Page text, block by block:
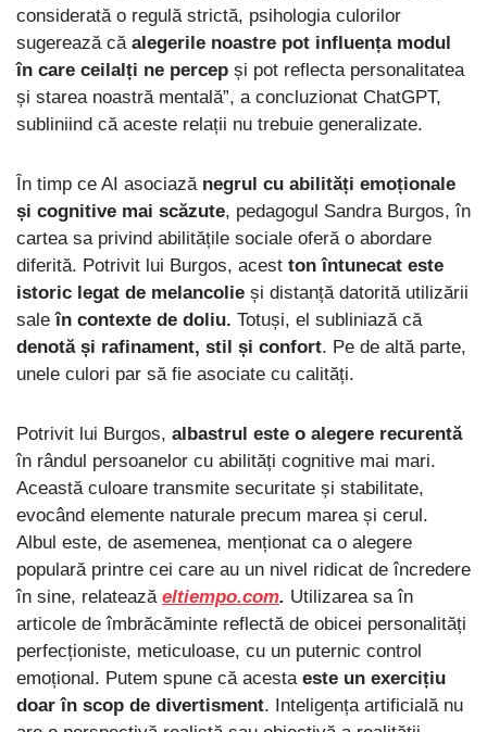
considerată o regulă strictă, psihologia culorilor
sugerează că alegerile noastre pot influența modul
în care ceilalți ne percep și pot reflecta personalitatea
și starea noastră mentală”, a concluzionat ChatGPT,
subliniind că aceste relații nu trebuie generalizate.
În timp ce AI asociază negrul cu abilități emoționale
și cognitive mai scăzute, pedagogul Sandra Burgos, în
cartea sa privind abilitățile sociale oferă o abordare
diferită. Potrivit lui Burgos, acest ton întunecat este
istoric legat de melancolie și distanță datorită utilizării
sale în contexte de doliu. Totuși, el subliniază că
denotă și rafinament, stil și confort. Pe de altă parte,
unele culori par să fie asociate cu calități.
Potrivit lui Burgos, albastrul este o alegere recurentă
în rândul persoanelor cu abilități cognitive mai mari.
Această culoare transmite securitate și stabilitate,
evocând elemente naturale precum marea și cerul.
Albul este, de asemenea, menționat ca o alegere
populară printre cei care au un nivel ridicat de încredere
în sine, relatează eltiempo.com. Utilizarea sa în
articole de îmbrăcăminte reflectă de obicei personalități
perfecționiste, meticuloase, cu un puternic control
emoțional. Putem spune că acesta este un exercițiu
doar în scop de divertisment. Inteligența artificială nu